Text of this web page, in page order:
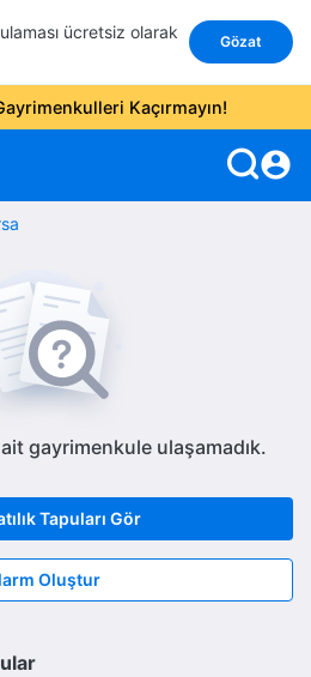
ücretsiz olarak
Gözat
Kaçırmayın!
account_circle
gayrimenkule ulaşamadık.
Tapuları Gör
Oluştur